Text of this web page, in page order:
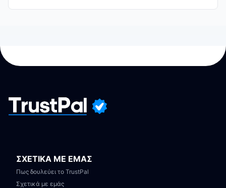
ΣΧΕΤΙΚΑ ΜΕ ΕΜΑΣ
Πως δουλεύει το TrustPal
Σχετικά με εμάς